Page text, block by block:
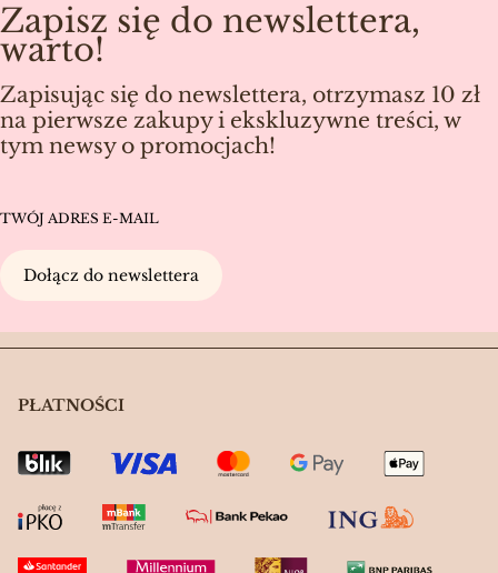
Zapisz się do newslettera,
warto!
Zapisując się do newslettera, otrzymasz 10 zł
na pierwsze zakupy i ekskluzywne treści, w
tym newsy o promocjach!
TWÓJ ADRES E-MAIL
Dołącz do newslettera
PŁATNOŚCI